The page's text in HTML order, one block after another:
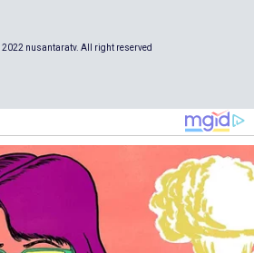
2022 nusantaratv. All right reserved